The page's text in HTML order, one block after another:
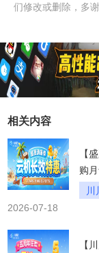
们修改或删除，多谢
相关内容
【
购
川
2026-07-18
【